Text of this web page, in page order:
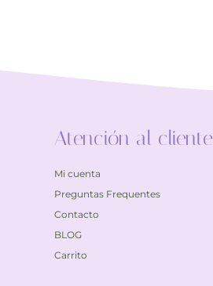
Atención al cliente
Mi cuenta
Preguntas Frequentes
Contacto
BLOG
Carrito